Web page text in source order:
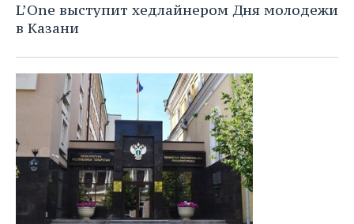
L’One выступит хедлайнером Дня молодежи
в Казани